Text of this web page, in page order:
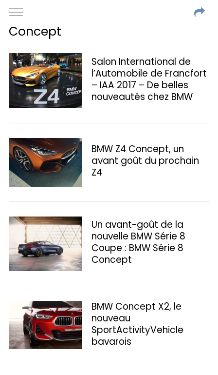
Concept
Salon International de
l’Automobile de Francfort
– IAA 2017 – De belles
nouveautés chez BMW
BMW Z4 Concept, un
avant goût du prochain
Z4
Un avant-goût de la
nouvelle BMW Série 8
Coupe : BMW Série 8
Concept
BMW Concept X2, le
nouveau
SportActivityVehicle
bavarois
S
e
a